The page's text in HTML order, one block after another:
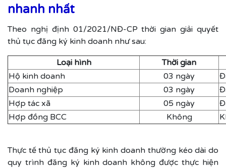
nhanh nhất
Theo nghị định 01/2021/NĐ-CP thời gian giải quyết
thủ tục đăng ký kinh doanh như sau:
Loại hình
Thời gian
Hộ kinh doanh
03 ngày
Doanh nghiệp
03 ngày
Hợp tác xã
05 ngày
Hợp đồng BCC
Không
Thực tế thủ tục đăng ký kinh doanh thường kéo dài do
quy trình đăng ký kinh doanh không được thực hiện